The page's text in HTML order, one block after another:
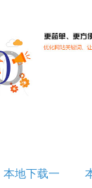
本地下载一